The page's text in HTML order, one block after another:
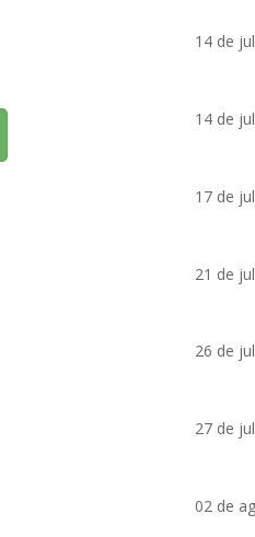
14 de
14 de
17 de
21 de
26 de
27 de
02 de